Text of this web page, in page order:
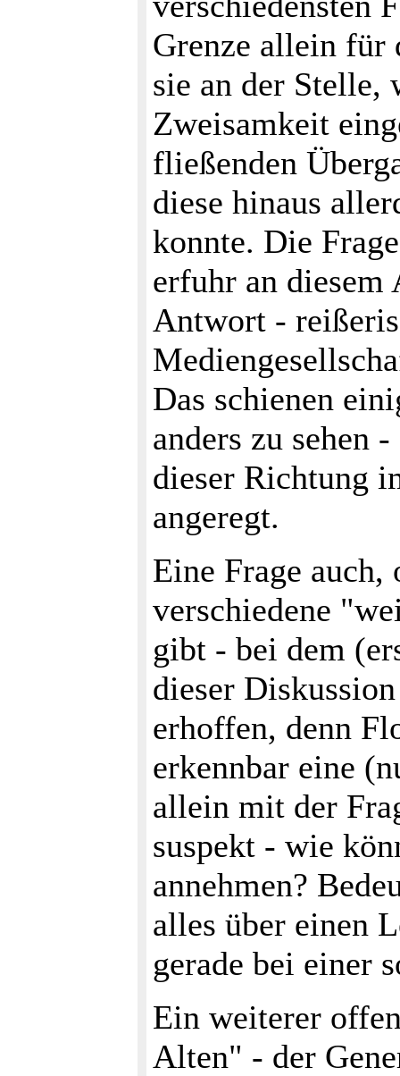
Grenze allein für
sie an der
Zweisamkeit
fließenden
diese hinaus
konnte. Die
erfuhr an diesem
Antwort -
Das schienen
anders zu sehen
dieser Richtung
angeregt.
Eine Frage
verschiedene
gibt - bei dem
dieser
erhoffen, denn
erkennbar eine
allein mit der
suspekt - wie
annehmen?
alles über einen
gerade bei einer
Ein weiterer
Alten" - der